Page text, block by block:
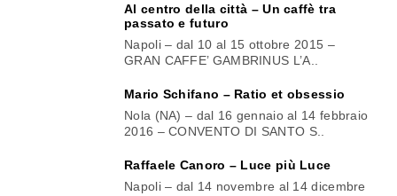
Al centro della città – Un caffè tra
passato e futuro
Napoli – dal 10 al 15 ottobre 2015 –
GRAN CAFFE’ GAMBRINUS L’A..
Mario Schifano – Ratio et obsessio
Nola (NA) – dal 16 gennaio al 14 febbraio
2016 – CONVENTO DI SANTO S..
Raffaele Canoro – Luce più Luce
Napoli – dal 14 novembre al 14 dicembre